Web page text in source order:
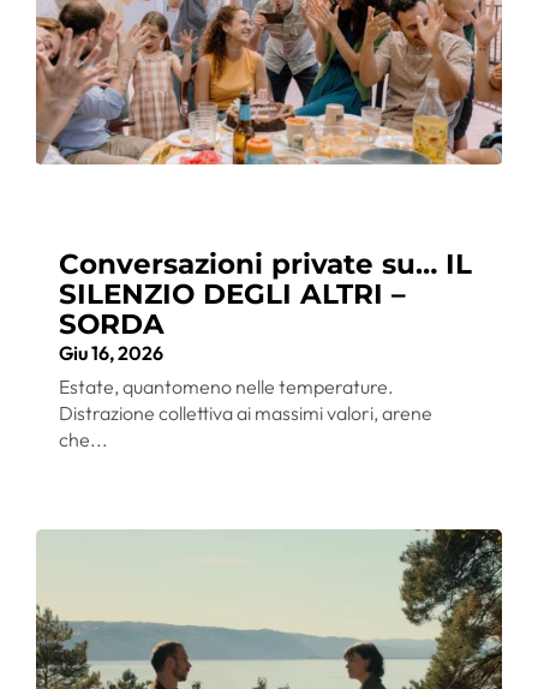
Conversazioni private su… IL
SILENZIO DEGLI ALTRI –
SORDA
Giu 16, 2026
Estate, quantomeno nelle temperature.
Distrazione collettiva ai massimi valori, arene
che...